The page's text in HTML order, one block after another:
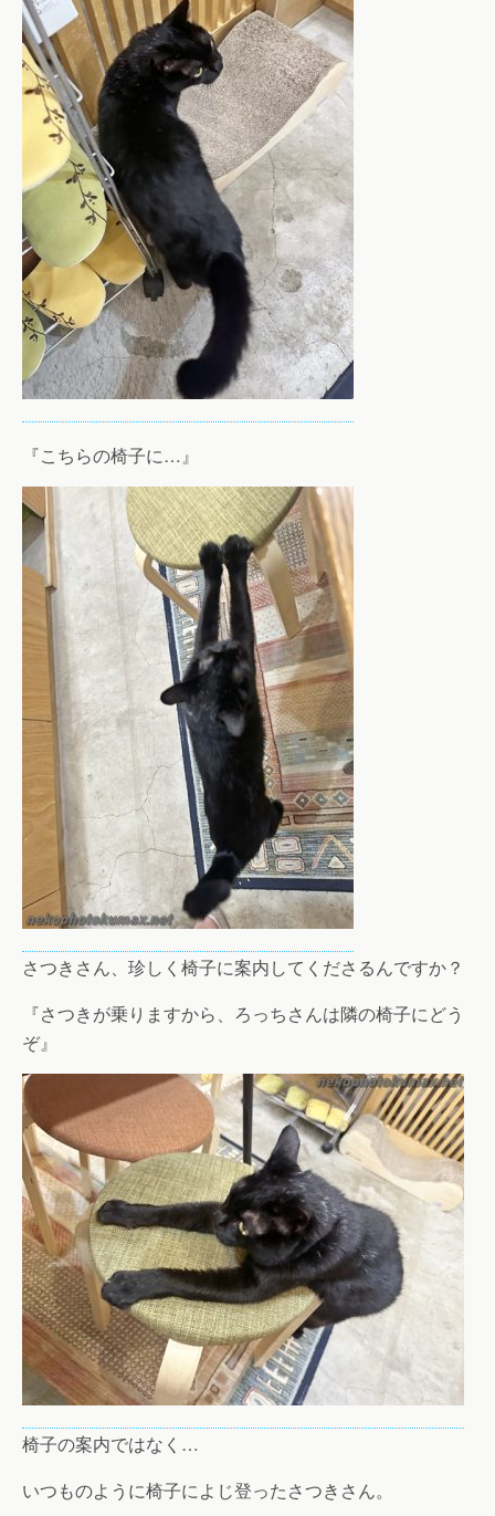
『こちらの椅子に…』
さつきさん、珍しく椅子に案内してくださるんですか？
『さつきが乗りますから、ろっちさんは隣の椅子にどう
ぞ』
椅子の案内ではなく…
いつものように椅子によじ登ったさつきさん。